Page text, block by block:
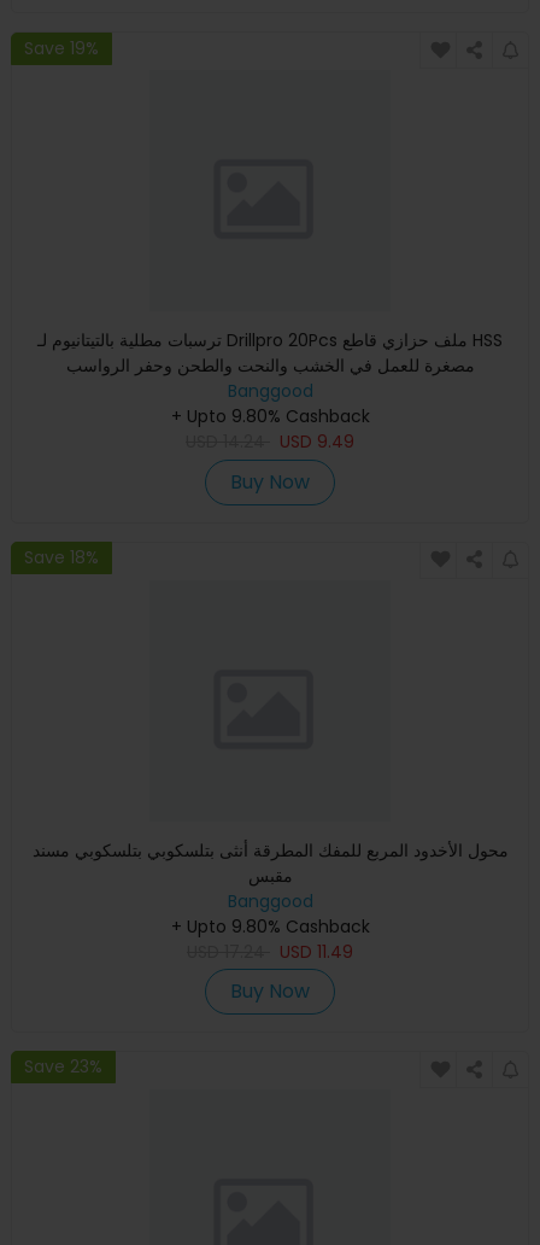
Save 19%
ترسبات مطلية بالتيتانيوم لـ Drillpro 20Pcs ملف حزازي قاطع HSS
مصغرة للعمل في الخشب والنحت والطحن وحفر الرواسب
Banggood
+ Upto 9.80% Cashback
USD 9.49
Buy Now
Save 18%
محول الأخدود المربع للمفك المطرقة أنثى بتلسكوبي بتلسكوبي مسند
مقبس
Banggood
+ Upto 9.80% Cashback
USD 11.49
Buy Now
Save 23%